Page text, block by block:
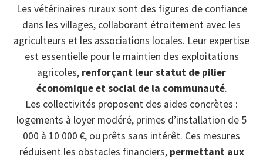
Les vétérinaires ruraux sont des figures de confiance
dans les villages, collaborant étroitement avec les
agriculteurs et les associations locales. Leur expertise
est essentielle pour le maintien des exploitations
agricoles, renforçant leur statut de pilier
économique et social de la communauté.
Les collectivités proposent des aides concrètes :
logements à loyer modéré, primes d’installation de 5
000 à 10 000 €, ou prêts sans intérêt. Ces mesures
réduisent les obstacles financiers, permettant aux